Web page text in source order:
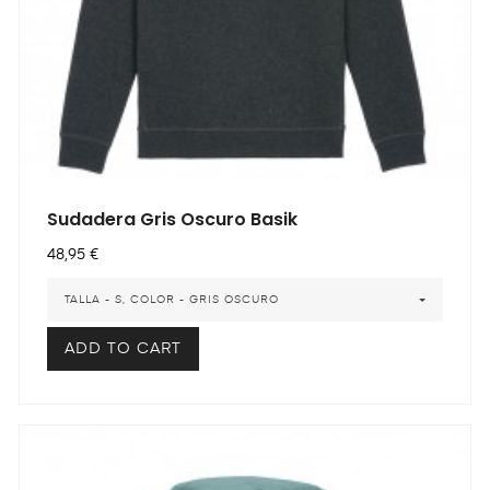
Sudadera Gris Oscuro Basik
Precio
48,95 €
TALLA - S, COLOR - GRIS OSCURO
ADD TO CART